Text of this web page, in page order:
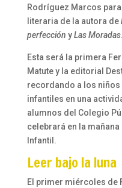
Rodríguez Marcos
literaria de la autora de
perfección yLas Moradas.
Esta será la primera
Matute y la editorial
recordando a los niños
infantiles en una
alumnos del Colegio
celebrará en la
Infantil.
Leer bajo la luna
El primer miércoles de